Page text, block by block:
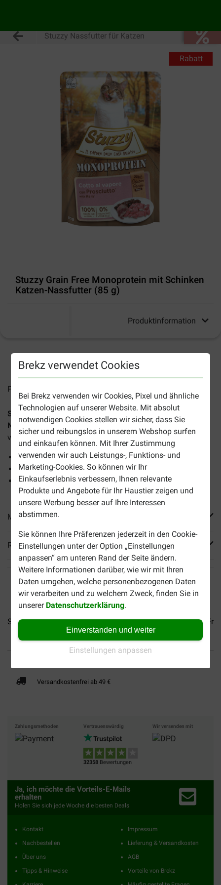
Brekz verwendet Cookies
Bei Brekz verwenden wir Cookies, Pixel und ähnliche
Technologien auf unserer Website. Mit absolut
notwendigen Cookies stellen wir sicher, dass Sie
sicher und reibungslos in unserem Webshop surfen
und einkaufen können. Mit Ihrer Zustimmung
verwenden wir auch Leistungs-, Funktions- und
Marketing-Cookies. So können wir Ihr
Einkaufserlebnis verbessern, Ihnen relevante
Produkte und Angebote für Ihr Haustier zeigen und
unsere Werbung besser auf Ihre Interessen
abstimmen.
Sie können Ihre Präferenzen jederzeit in den Cookie-
Einstellungen unter der Option „Einstellungen
anpassen“ am unteren Rand der Seite ändern.
Weitere Informationen darüber, wie wir mit Ihren
Daten umgehen, welche personenbezogenen Daten
wir verarbeiten und zu welchem Zweck, finden Sie in
unserer Datenschutzerklärung.
Einverstanden und weiter
Einstellungen anpassen
Stuzzy Nassfutter für Katzen
Rabatt
Stuzzy Grain Free Monoprotein mit Schinken
Katzen-Nassfutter (85 g)
Produktinformation
Preise inkl. MwSt zzgl.
Stuzzy Cat Grain Free Monoprotein mit Schinken Katzen-
Nassfutter (Beutel 85 g) ist ein hochwertiges und
vollständiges Nassfutter für erwachsene Katzen.
Getreide- und glutenfrei
Mindestens 70% frisches Schweinefleisch
Mit nur einer einzigen tierischen Proteinquelle
Mehr Produktinfos
Reviews
Stuzzy Grain Free... Stuzzy Grain Free... Stuzzy Grain
Versandkostenfrei ab 49 €
Zahlungsmethoden Vertrauenswürdig
32358 Bewertungen
Wir versenden mit
Ja, ich möchte die Vorteils-E-Mails
erhalten
Holen Sie sich jede Woche die besten Deals
Kontakt
Nachbestellen
Über uns
Tipps & Hinweise
Impressum
Lieferung & Versandkosten
AGB
Vorteile von Brekz